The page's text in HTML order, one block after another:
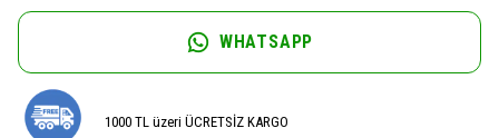
WHATSAPP
1000 TL üzeri ÜCRETSİZ KARGO